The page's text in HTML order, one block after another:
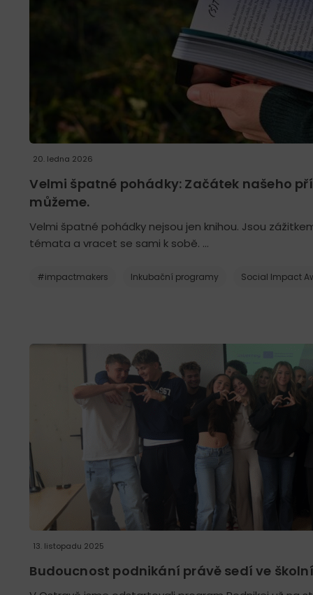
20. ledna 2026
Velmi špatné pohádky: Začátek našeho
můžeme.
Velmi špatné pohádky nejsou jen knihou. Jsou
témata a vracet se sami k sobě. …
#impactmakers Inkubační programy Social Impact
13. listopadu 2025
Budoucnost podnikání právě sedí ve